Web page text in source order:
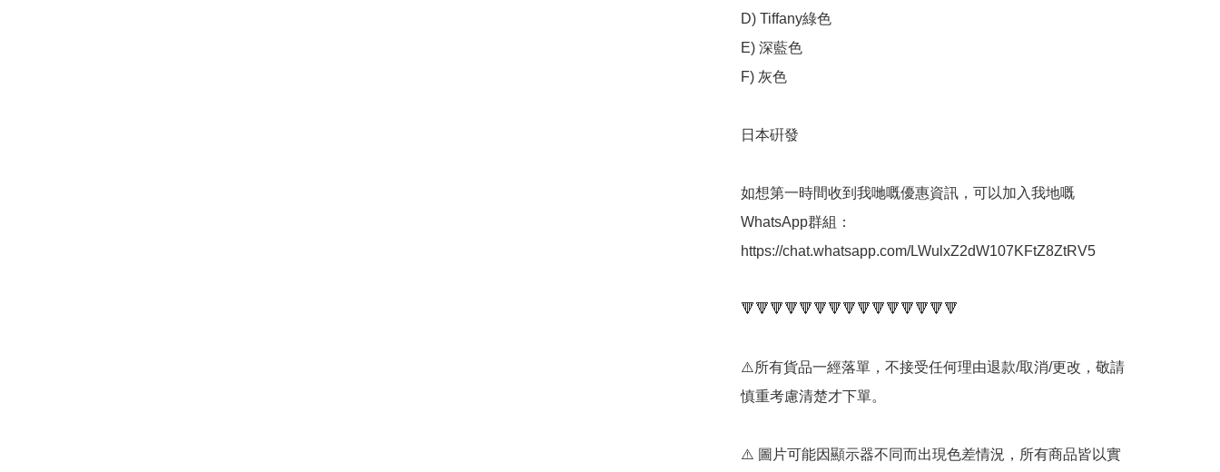
D) Tiffany綠色
E) 深藍色
F) 灰色
日本硏發
如想第一時間收到我哋嘅優惠資訊，可以加入我地嘅
WhatsApp群組：
https://chat.whatsapp.com/LWulxZ2dW107KFtZ8ZtRV5
🔻🔻🔻🔻🔻🔻🔻🔻🔻🔻🔻🔻🔻🔻🔻
⚠️所有貨品一經落單，不接受任何理由退款/取消/更改，敬請
慎重考慮清楚才下單。
⚠️ 圖片可能因顯示器不同而出現色差情況，所有商品皆以實